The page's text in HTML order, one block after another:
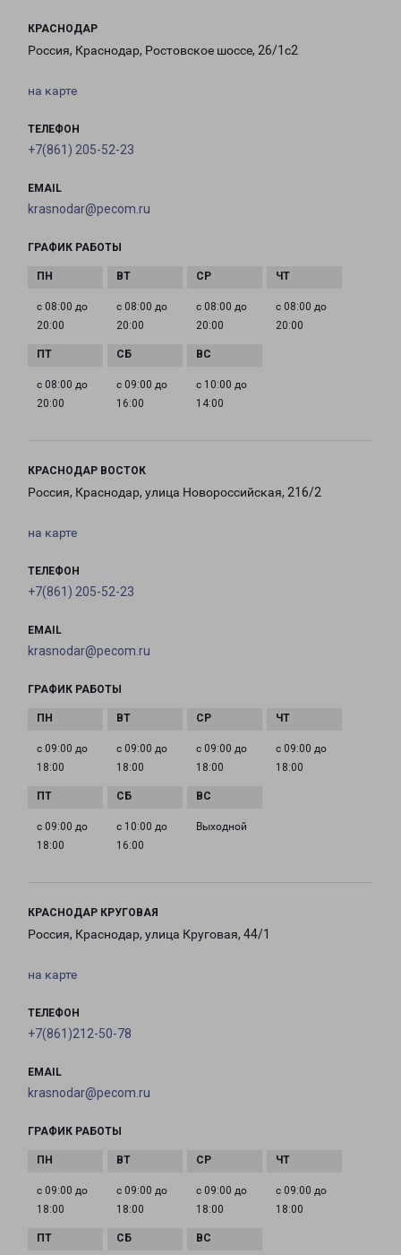
КРАСНОДАР
Россия, Краснодар, Ростовское шоссе, 26/1с2
на карте
ТЕЛЕФОН
+7(861) 205-52-23
EMAIL
krasnodar@pecom.ru
ГРАФИК РАБОТЫ
с 08:00 до
20:00
с 08:00 до
20:00
с 08:00 до
20:00
с 08:00 до
20:00
с 08:00 до
20:00
с 09:00 до
16:00
с 10:00 до
14:00
КРАСНОДАР ВОСТОК
Россия, Краснодар, улица Новороссийская, 216/2
на карте
ТЕЛЕФОН
+7(861) 205-52-23
EMAIL
krasnodar@pecom.ru
ГРАФИК РАБОТЫ
с 09:00 до
18:00
с 09:00 до
18:00
с 09:00 до
18:00
с 09:00 до
18:00
с 09:00 до
18:00
с 10:00 до
16:00
Выходной
КРАСНОДАР КРУГОВАЯ
Россия, Краснодар, улица Круговая, 44/1
на карте
ТЕЛЕФОН
+7(861)212-50-78
EMAIL
krasnodar@pecom.ru
ГРАФИК РАБОТЫ
с 09:00 до
18:00
с 09:00 до
18:00
с 09:00 до
18:00
с 09:00 до
18:00